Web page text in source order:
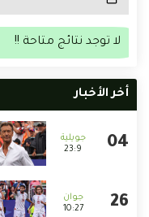
لا توجد نتائج متاحة !!
أخر الأخبار
23:9
10:27